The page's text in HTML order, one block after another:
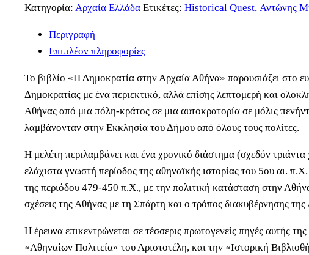
Κατηγορία: Αρχαία Ελλάδα Ετικέτες: Historical Quest, Αντώνης
Περιγραφή
Επιπλέον πληροφορίες
Το βιβλίο «Η Δημοκρατία στην Αρχαία Αθήνα» παρουσιάζει στο
Δημοκρατίας με ένα περιεκτικό, αλλά επίσης λεπτομερή και
Αθήνας από μια πόλη-κράτος σε μια αυτοκρατορία σε μόλις
λαμβάνονταν στην Εκκλησία του Δήμου από όλους τους πολίτες.
Η μελέτη περιλαμβάνει και ένα χρονικό διάστημα (σχεδόν
ελάχιστα γνωστή περίοδος της αθηναϊκής ιστορίας του 5ου αι.
της περιόδου 479-450 π.Χ., με την πολιτική κατάσταση στην
σχέσεις της Αθήνας με τη Σπάρτη και ο τρόπος διακυβέρνησης
Η έρευνα επικεντρώνεται σε τέσσερις πρωτογενείς πηγές αυτής
«Αθηναίων Πολιτεία» του Αριστοτέλη, και την «Ιστορική